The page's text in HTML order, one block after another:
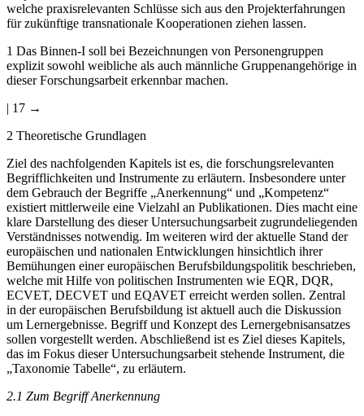
welche praxisrelevanten Schlüsse sich aus den Projekterfahrungen
für zukünftige transnationale Kooperationen ziehen lassen.
1 Das Binnen-I soll bei Bezeichnungen von Personengruppen
explizit sowohl weibliche als auch männliche Gruppenangehörige in
dieser Forschungsarbeit erkennbar machen.
| 17 →
2 Theoretische Grundlagen
Ziel des nachfolgenden Kapitels ist es, die forschungsrelevanten
Begrifflichkeiten und Instrumente zu erläutern. Insbesondere unter
dem Gebrauch der Begriffe „Anerkennung“ und „Kompetenz“
existiert mittlerweile eine Vielzahl an Publikationen. Dies macht eine
klare Darstellung des dieser Untersuchungsarbeit zugrundeliegenden
Verständnisses notwendig. Im weiteren wird der aktuelle Stand der
europäischen und nationalen Entwicklungen hinsichtlich ihrer
Bemühungen einer europäischen Berufsbildungspolitik beschrieben,
welche mit Hilfe von politischen Instrumenten wie EQR, DQR,
ECVET, DECVET und EQAVET erreicht werden sollen. Zentral
in der europäischen Berufsbildung ist aktuell auch die Diskussion
um Lernergebnisse. Begriff und Konzept des Lernergebnisansatzes
sollen vorgestellt werden. Abschließend ist es Ziel dieses Kapitels,
das im Fokus dieser Untersuchungsarbeit stehende Instrument, die
„Taxonomie Tabelle“, zu erläutern.
2.1 Zum Begriff Anerkennung